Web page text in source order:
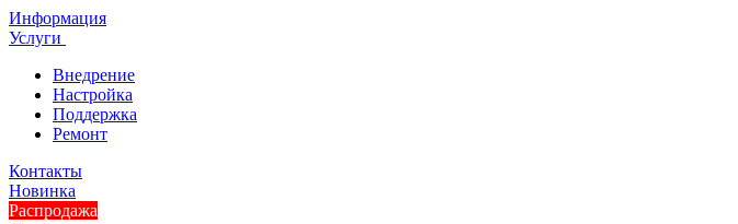
Информация
Услуги
Внедрение
Настройка
Поддержка
Ремонт
Контакты
Новинка
Распродажа